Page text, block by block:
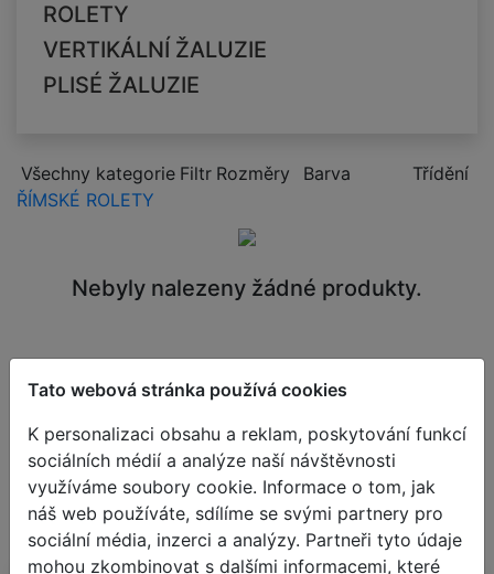
Tato webová stránka používá cookies
K personalizaci obsahu a reklam, poskytování funkcí
sociálních médií a analýze naší návštěvnosti
využíváme soubory cookie. Informace o tom, jak
náš web používáte, sdílíme se svými partnery pro
sociální média, inzerci a analýzy. Partneři tyto údaje
mohou zkombinovat s dalšími informacemi, které
ROLETY
VERTIKÁLNÍ ŽALUZIE
PLISÉ ŽALUZIE
Všechny kategorie Filtr Rozměry Barva
Třídění
ŘÍMSKÉ ROLETY
Nebyly nalezeny žádné produkty.